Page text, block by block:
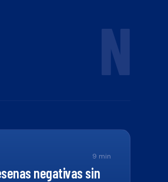
N
9 min
negativas sin